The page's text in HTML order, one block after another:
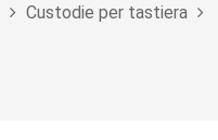
Custodie per tastiera